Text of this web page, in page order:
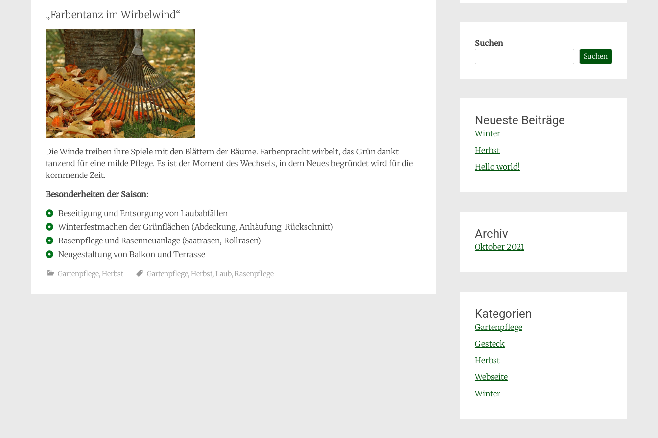
„Farbentanz im Wirbelwind“
Die Winde treiben ihre Spiele mit den Blättern der Bäume. Farbenpracht wirbelt, das Grün dankt
tanzend für eine milde Pflege. Es ist der Moment des Wechsels, in dem Neues begründet wird für die
kommende Zeit.
Besonderheiten der Saison:
Beseitigung und Entsorgung von Laubabfällen
Winterfestmachen der Grünflächen (Abdeckung, Anhäufung, Rückschnitt)
Rasenpflege und Rasenneuanlage (Saatrasen, Rollrasen)
Neugestaltung von Balkon und Terrasse
Gartenpflege, Herbst Gartenpflege, Herbst, Laub, Rasenpflege
Suchen
Suchen
Neueste Beiträge
Winter
Herbst
Hello world!
Archiv
Oktober 2021
Kategorien
Gartenpflege
Gesteck
Herbst
Webseite
Winter